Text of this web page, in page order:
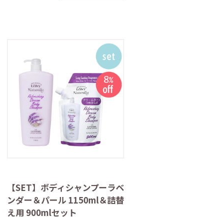
【SET】ボディシャンプーラベ
ンダー＆パール 1150ml＆詰替
え用 900mlセット